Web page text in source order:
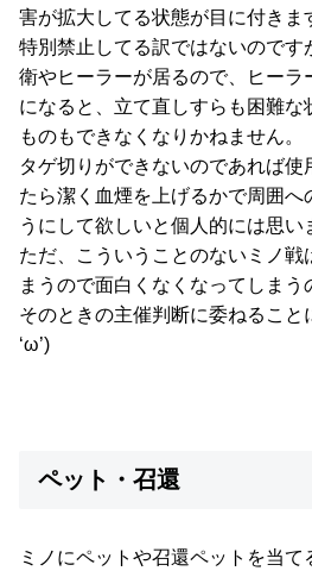
害が拡大してる状態が目に付きま
特別禁止してる訳ではないのです
衛やヒーラーが居るので、ヒーラ
になると、立て直しすらも困難な
ものもできなくなりかねません。
タゲ切りができないのであれば
たら潔く血煙を上げるかで周囲へ
うにして欲しいと個人的には思い
ただ、こういうことのないミノ戦
まうので面白くなくなってしまう
そのときの主催判断に委ねること
‘ω’)
ペット・召還
ミノにペットや召還ペットを当